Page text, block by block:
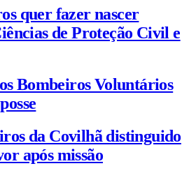
quer fazer nascer
de Proteção Civil e
Bombeiros Voluntários
da Covilhã distinguido
após missão